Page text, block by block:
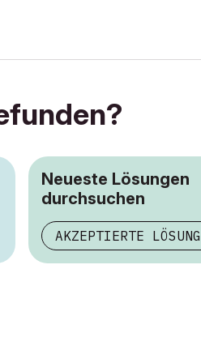
Neueste Lösungen
durchsuchen
AKZEPTIERTE